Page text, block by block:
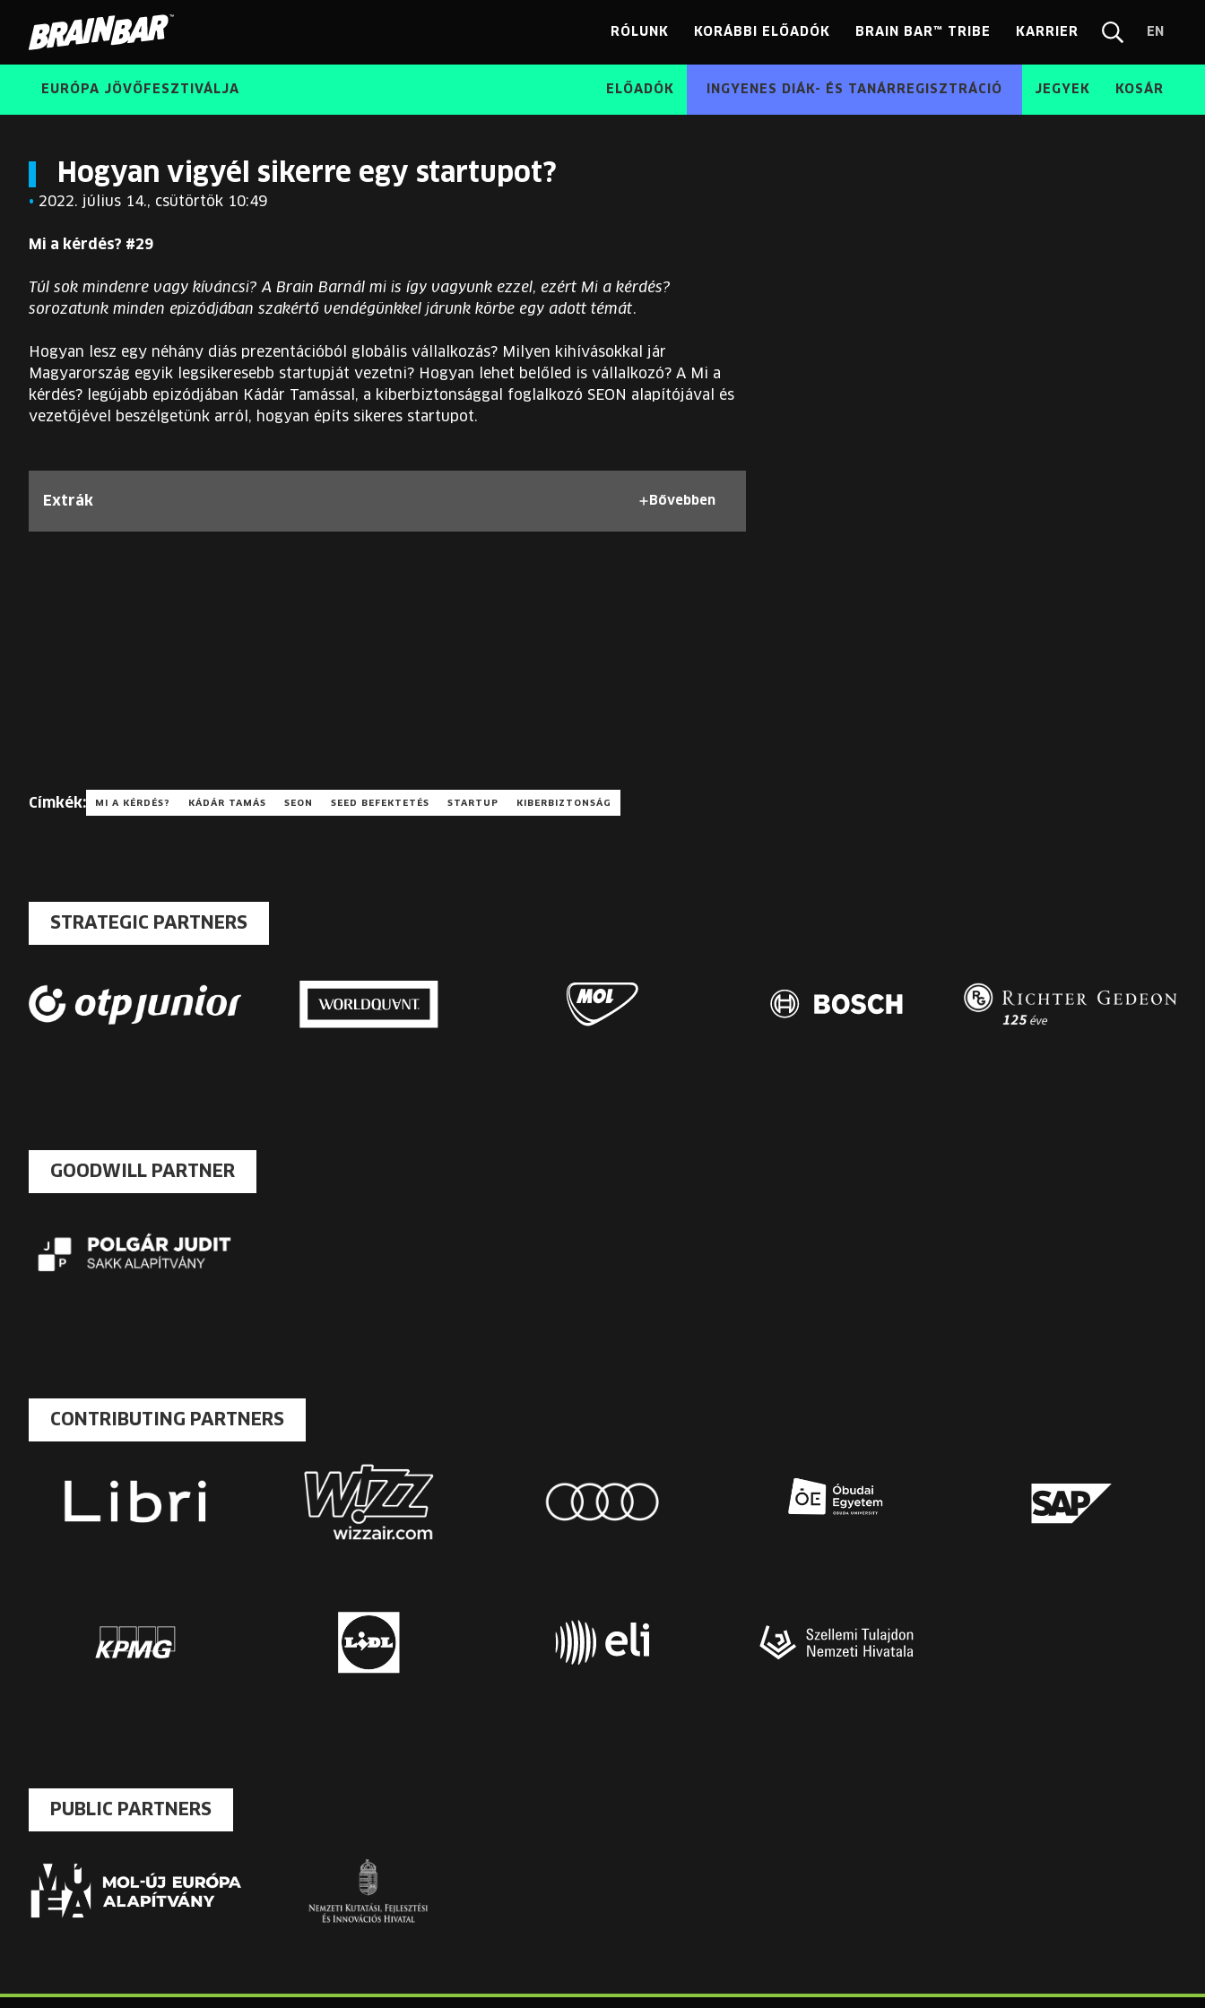
Bar
RÓLUNK KORÁBBI ELŐADÓK BRAIN BAR™ TRIBE KARRIER EN
EN
EURÓPA JÖVŐFESZTIVÁLJA ELŐADÓK INGYENES DIÁK- ÉS TANÁRREGISZTRÁCIÓ JEGYEK KOSÁR
Hogyan vigyél sikerre egy startupot?
• 2022. július 14., csütörtök 10:49
Mi a kérdés? #29
Túl sok mindenre vagy kíváncsi? A Brain Barnál mi is így vagyunk ezzel, ezért Mi a kérdés?
sorozatunk minden epizódjában szakértő vendégünkkel járunk körbe egy adott témát.
Hogyan lesz egy néhány diás prezentációból globális vállalkozás? Milyen kihívásokkal jár
Magyarország egyik legsikeresebb startupját vezetni? Hogyan lehet belőled is vállalkozó? A Mi a
kérdés? legújabb epizódjában Kádár Tamással, a kiberbiztonsággal foglalkozó SEON alapítójával és
vezetőjével beszélgetünk arról, hogyan építs sikeres startupot.
Extrák Bővebben
Címkék: MI A KÉRDÉS? KÁDÁR TAMÁS SEON SEED BEFEKTETÉS STARTUP KIBERBIZTONSÁG
STRATEGIC PARTNERS
GOODWILL PARTNER
CONTRIBUTING PARTNERS
PUBLIC PARTNERS